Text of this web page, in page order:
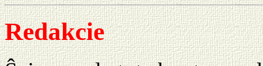
Redakcie